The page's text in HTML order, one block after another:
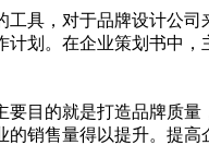
具，对于品牌设计公
划。在企业策划书中，
目的就是打造品牌质
销售量得以提升。提高